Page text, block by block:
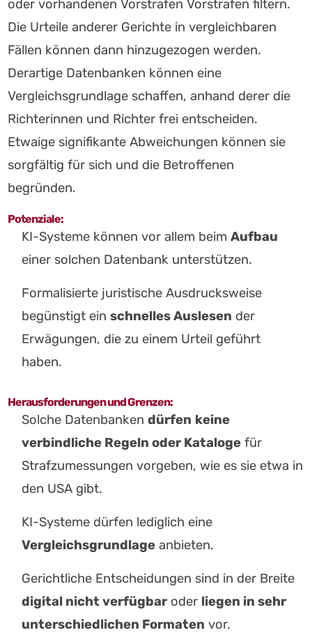
oder vorhandenen Vorstrafen Vorstrafen filtern.
Die Urteile anderer Gerichte in vergleichbaren
Fällen können dann hinzugezogen werden.
Derartige Datenbanken können eine
Vergleichsgrundlage schaffen, anhand derer die
Richterinnen und Richter frei entscheiden.
Etwaige signifikante Abweichungen können sie
sorgfältig für sich und die Betroffenen
begründen.
Potenziale:
KI-Systeme können vor allem beimAufbau
einer solchen Datenbank unterstützen.
Formalisierte juristische Ausdrucksweise
begünstigt einschnelles Auslesen der
Erwägungen, die zu einem Urteil geführt
haben.
Herausforderungen und Grenzen:
Solche Datenbankendürfen keine
verbindliche Regeln oder Kataloge für
Strafzumessungen vorgeben, wie es sie etwa in
den USA gibt.
KI-Systeme dürfen lediglich eine
Vergleichsgrundlage anbieten.
Gerichtliche Entscheidungen sind in der Breite
digital nicht verfügbaroder liegen in sehr
unterschiedlichen Formaten vor.